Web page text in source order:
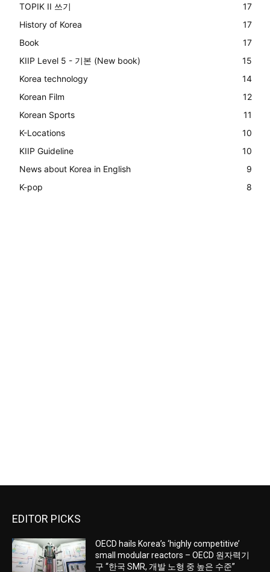
TOPIK II 쓰기
17
History of Korea
17
Book
17
KIIP Level 5 - 기본 (New book)
15
Korea technology
14
Korean Film
12
Korean Sports
11
K-Locations
10
KIIP Guideline
10
News about Korea in English
9
K-pop
8
EDITOR PICKS
OECD hails Korea’s ‘highly competitive’
small modular reactors – OECD 원자력기
구 “한국 SMR, 개발 노형 중 높은 수준”